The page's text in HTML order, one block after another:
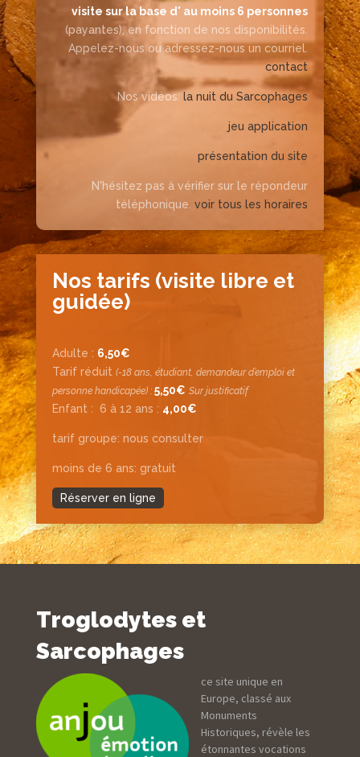
visite sur la base d' au moins 6 personnes
(payantes), en fonction de nos disponibilités.
Appelez-nous ou adressez-nous un courriel.
contact
Nos vidéos: la nuit du Sarcophages
jeu application
présentation du site
N'hésitez pas à vérifier sur le répondeur
téléphonique. voir tous les horaires
Nos tarifs (visite libre et
guidée)
Adulte : 6,50€
Tarif réduit (-18 ans, étudiant, demandeur d’emploi et
personne handicapée) : 5,50€ Sur justificatif
Enfant : 6 à 12 ans : 4,00€
tarif groupe: nous consulter
moins de 6 ans: gratuit
Réserver en ligne
Troglodytes et
Sarcophages
ce site unique en
Europe, classé aux
Monuments
Historiques, révèle les
étonnantes vocations